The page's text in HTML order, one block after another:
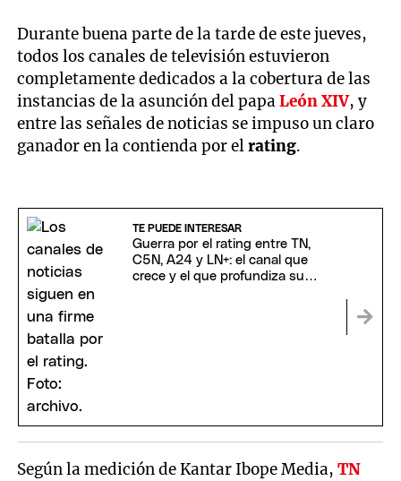
Durante buena parte de la tarde de este jueves,
todos los canales de televisión estuvieron
completamente dedicados a la cobertura de las
instancias de la asunción del papaLeón XIV, y
entre las señales de noticias se impuso un claro
ganador en la contienda por elrating.
TE PUEDE INTERESAR
Guerra por el rating entre TN,
C5N, A24 y LN+: el canal que
crece y el que profundiza su
Según la medición de Kantar Ibope Media,TN